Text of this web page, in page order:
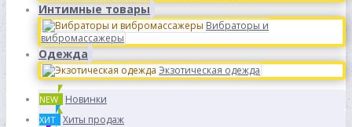
Интимные товары
Вибраторы и
вибромассажеры
Одежда
Экзотическая одежда
NEW Новинки
ХИТ Хиты продаж